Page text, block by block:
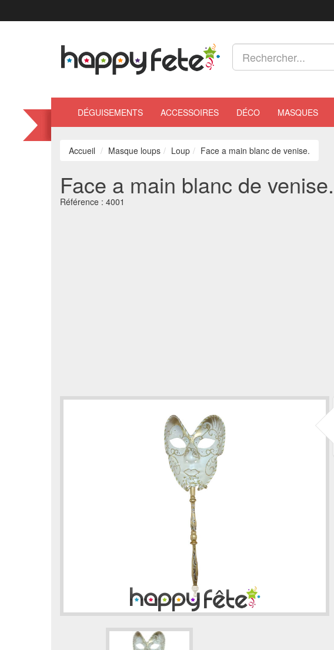
DÉGUISEMENTS ACCESSOIRES DÉCO MASQUES
Accueil Masque loups Loup Face a main blanc de venise.
Face a main blanc de venise.
Référence : 4001